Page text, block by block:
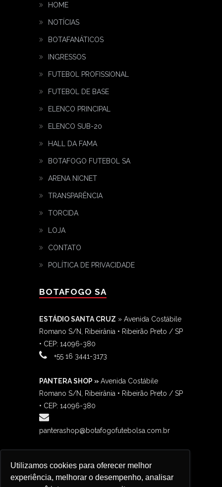
Utilizamos cookies para oferecer melhor
experiência, melhorar o desempenho, analisar
HOME
NOTÍCIAS
BOTAFANÁTICOS
INGRESSOS
FUTEBOL PROFISSIONAL
FUTEBOL DE BASE
ELENCO PRINCIPAL
ELENCO SUB-20
HALL DA FAMA
BOTAFOGO FUTEBOL SA
ARENA NICNET
TRANSPARÊNCIA
TORCIDA
LOJA
CONTATO
POLÍTICA DE PRIVACIDADE
BOTAFOGO SA
ESTÁDIO SANTA CRUZ » Avenida Costábile
Romano S/N, Ribeirânia • Ribeirão Preto / SP
• CEP: 14096-380
‎+55 16 3441-3173
PANTERA SHOP » Avenida Costábile
Romano S/N, Ribeirânia • Ribeirão Preto / SP
• CEP: 14096-380
panterashop@botafogofutebolsa.com.br
Romano S/N, Ribeirânia • Ribeirão Preto / SP
contato@botafanaticos.com.br